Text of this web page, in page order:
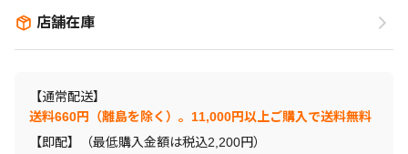
店舗在庫
【通常配送】
送料660円（離島を除く）。11,000円以上ご購入で送料無料
【即配】（最低購入金額は税込2,200円）